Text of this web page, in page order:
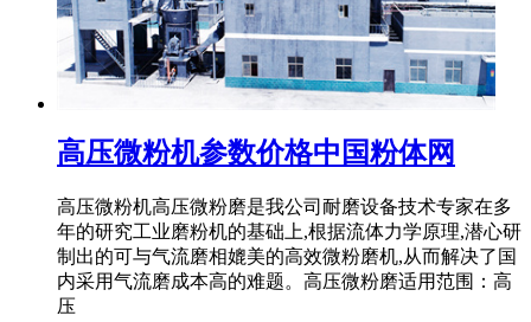
高压微粉机参数价格中国粉体网
高压微粉机高压微粉磨是我公司耐磨设备技术专家在多
年的研究工业磨粉机的基础上,根据流体力学原理,潜心研
制出的可与气流磨相媲美的高效微粉磨机,从而解决了国
内采用气流磨成本高的难题。高压微粉磨适用范围：高
压